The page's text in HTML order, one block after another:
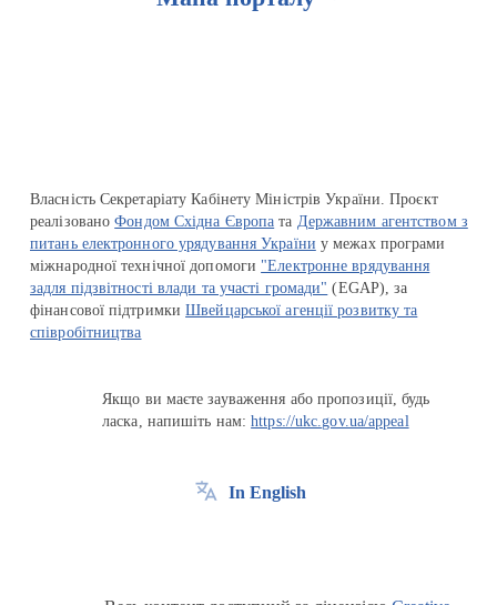
Власність Секретаріату Кабінету Міністрів України. Проєкт
реалізованоФондом Східна Європа та Державним агентством з
питань електронного урядування України у межах програми
міжнародної технічної допомоги "Електронне врядування
задля підзвітності влади та участі громади" (EGAP), за
фінансової підтримкиШвейцарської агенції розвитку та
співробітництва
Якщо ви маєте зауваження або пропозиції, будь
ласка, напишіть нам:https://ukc.gov.ua/appeal
In English